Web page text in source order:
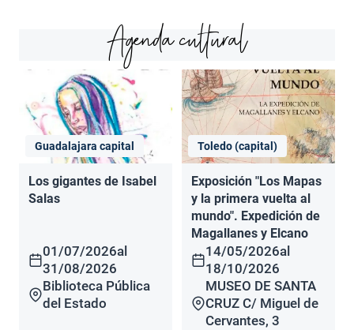
Agenda cultural
Guadalajara capital
Los gigantes de Isabel
Salas
01/07/2026al
31/08/2026
Biblioteca Pública
del Estado
Toledo (capital)
Exposición "Los Mapas
y la primera vuelta al
mundo". Expedición de
Magallanes y Elcano
14/05/2026al
18/10/2026
MUSEO DE SANTA
CRUZ C/ Miguel de
Cervantes, 3